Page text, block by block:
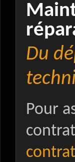
Du
Pour